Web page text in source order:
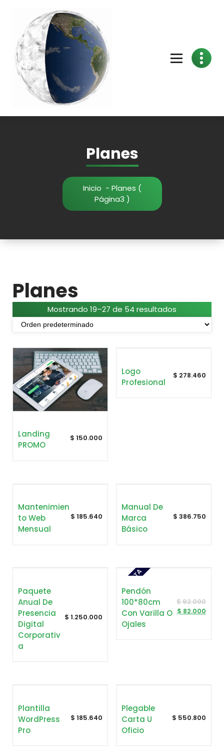
Planes
Inicio - Planes (
Página3 )
Planes
Mostrando 19–27 de 54 resultados
Landing
PROMO
$ 150.000
Logo
Profesional
$ 278.460
Mantenimien
To Web
Mensual
$ 185.640
Manual De
Marca
Básico
$ 386.750
Paquete
Anual De
Presencia
Digital
Corporativ
A
$ 1.250.000
OFERTA
Pendón
100*80cm
Con Varilla O
Ojales
$92.000
$ 82.000
Plantilla
WordPress
Pro
$ 185.640
Plegable
Carta U
Oficio
$ 550.800